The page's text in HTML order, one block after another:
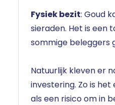
Fysiek bezit: Goud
sieraden. Het is een
sommige beleggers
Natuurlijk kleven er
investering. Zo is
als een risico om in